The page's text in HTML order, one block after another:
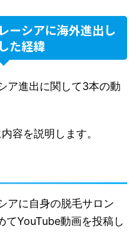
ーシアに海外進出し
た経緯
ア進出に関して3本の動
容を説明します。
アに自身の脱毛サロン
てYouTube動画を投稿し